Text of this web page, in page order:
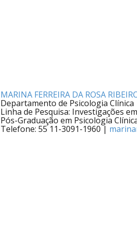
MARINA FERREIRA DA ROSA
Departamento de Psicologia Clínica
Linha de Pesquisa: Investigações
Pós-Graduação em Psicologia
Telefone: 55 11-3091-1960 |